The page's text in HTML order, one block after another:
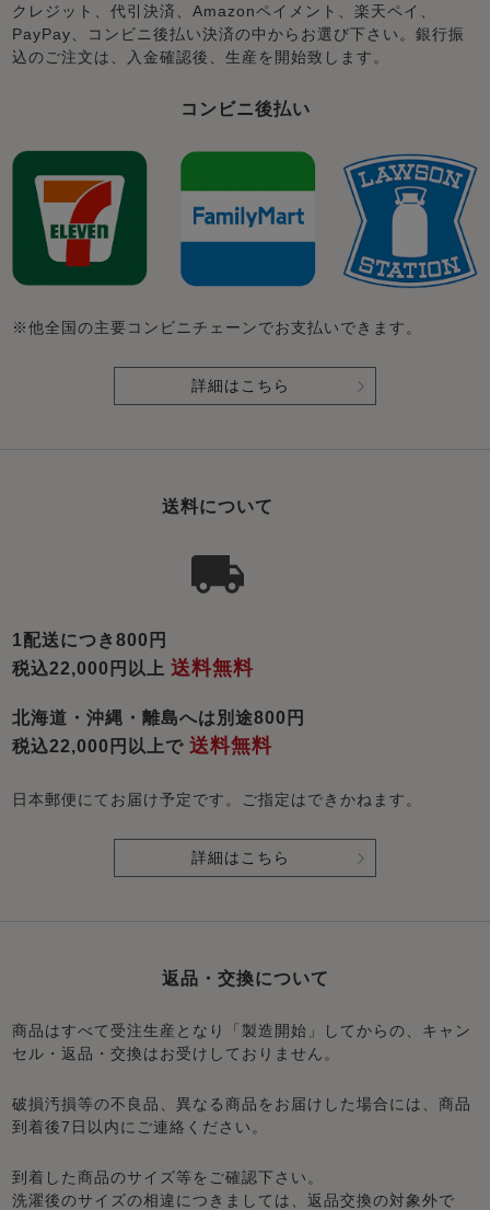
クレジット、代引決済、Amazonペイメント、楽天ペイ、
PayPay、コンビニ後払い決済の中からお選び下さい。銀行振
込のご注文は、入金確認後、生産を開始致します。
コンビニ後払い
※他全国の主要コンビニチェーンでお支払いできます。
詳細はこちら
送料について
1配送につき800円
税込22,000円以上送料無料
北海道・沖縄・離島へは別途800円
税込22,000円以上で送料無料
日本郵便にてお届け予定です。ご指定はできかねます。
詳細はこちら
返品・交換について
商品はすべて受注生産となり「製造開始」してからの、キャン
セル・返品・交換はお受けしておりません。
破損汚損等の不良品、異なる商品をお届けした場合には、商品
到着後7日以内にご連絡ください。
到着した商品のサイズ等をご確認下さい。
洗濯後のサイズの相違につきましては、返品交換の対象外で